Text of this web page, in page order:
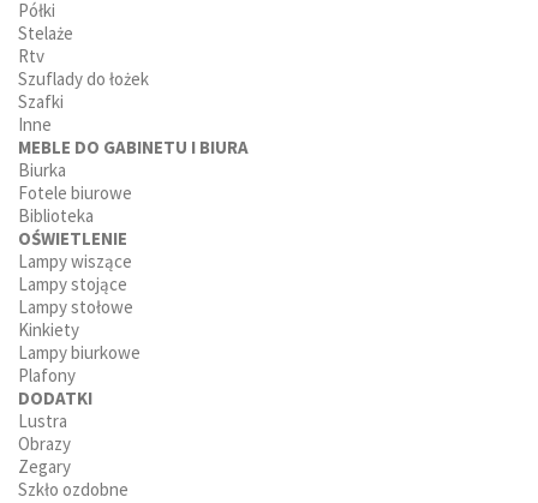
Półki
Stelaże
Rtv
Szuflady do łożek
Szafki
Inne
MEBLE DO GABINETU I BIURA
Biurka
Fotele biurowe
Biblioteka
OŚWIETLENIE
Lampy wiszące
Lampy stojące
Lampy stołowe
Kinkiety
Lampy biurkowe
Plafony
DODATKI
Lustra
Obrazy
Zegary
Szkło ozdobne